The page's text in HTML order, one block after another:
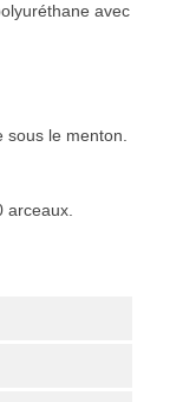
avec
le menton.
arceaux.